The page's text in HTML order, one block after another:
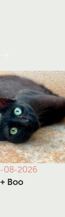
08-2026
+ Boo